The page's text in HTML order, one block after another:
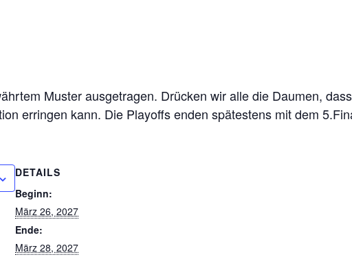
Muster ausgetragen. Drücken wir alle die Daumen,
erringen kann. Die Playoffs enden spätestens mit dem
DETAILS
Beginn:
März 26, 2027
Ende:
März 28, 2027